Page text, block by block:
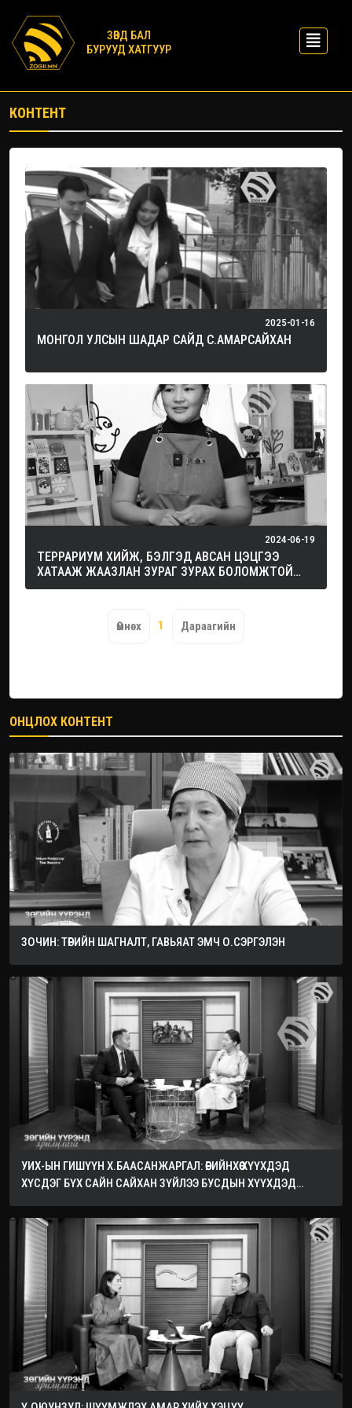
ЗӨВД БАЛ
БУРУУД ХАТГУУР
КОНТЕНТ
2025-01-16
МОНГОЛ УЛСЫН ШАДАР САЙД С.АМАРСАЙХАН
2024-06-19
ТЕРРАРИУМ ХИЙЖ, БЭЛГЭД АВСАН ЦЭЦГЭЭ
ХАТААЖ ЖААЗЛАН ЗУРАГ ЗУРАХ БОЛОМЖТОЙ
КАФЕ…
Өмнөх 1 Дараагийн
ОНЦЛОХ КОНТЕНТ
ЗОЧИН: ТӨРИЙН ШАГНАЛТ, ГАВЬЯАТ ЭМЧ О.СЭРГЭЛЭН
УИХ-ЫН ГИШҮҮН Х.БААСАНЖАРГАЛ: ӨӨРИЙНХӨӨ ХҮҮХДЭД
ХҮСДЭГ БҮХ САЙН САЙХАН ЗҮЙЛЭЭ БУСДЫН ХҮҮХДЭД